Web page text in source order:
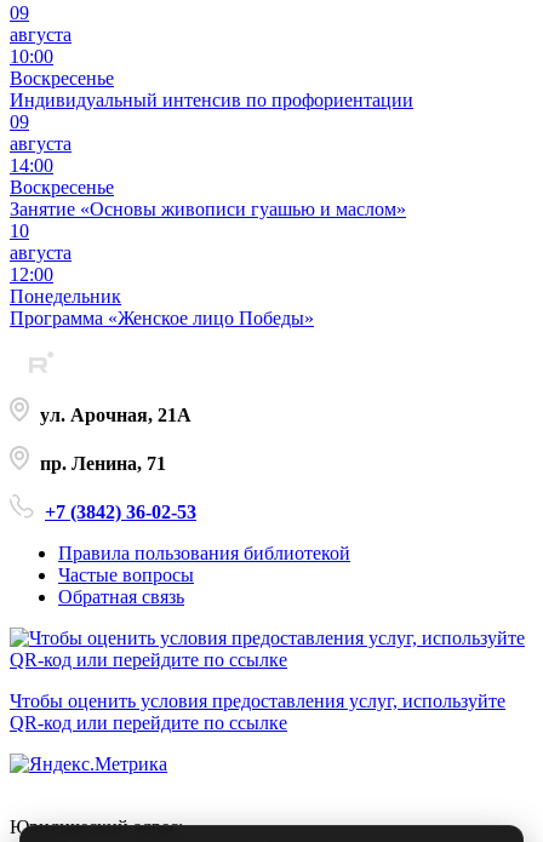
09
августа
10:00
Воскресенье
Индивидуальный интенсив по профориентации
09
августа
14:00
Воскресенье
Занятие «Основы живописи гуашью и маслом»
10
августа
12:00
Понедельник
Программа «Женское лицо Победы»
ул. Арочная, 21А
пр. Ленина, 71
+7 (3842) 36-02-53
Правила пользования библиотекой
Частые вопросы
Обратная связь
Чтобы оценить условия предоставления услуг, используйте
QR-код или перейдите по ссылке
Юридический адрес: